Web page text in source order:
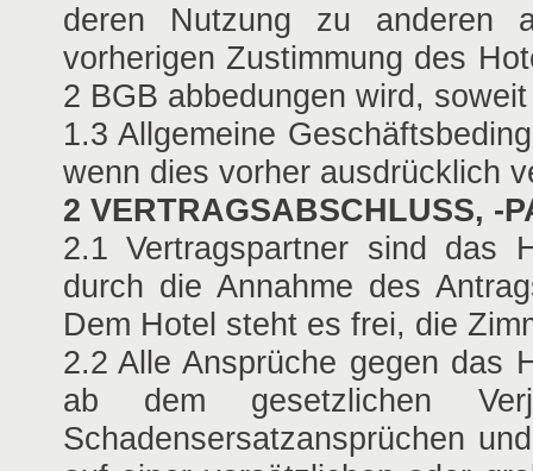
deren Nutzung zu anderen
vorherigen Zustimmung des
2 BGB abbedungen wird,
1.3 Allgemeine
wenn dies vorher ausdrücklich
2 VERTRAGSABSCHLUSS, -
2.1 Vertragspartner sind das
durch die Annahme des
Dem Hotel steht es frei, die
2.2 Alle Ansprüche gegen das
ab dem gesetzlichen
Schadensersatzansprüchen